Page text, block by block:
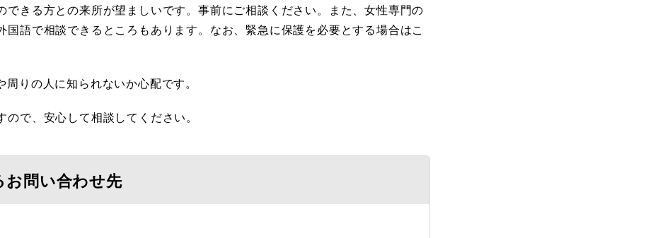
できる方との来所が望ましいです。事前にご相談ください。また、女性専門の
国語で相談できるところもあります。なお、緊急に保護を必要とする場合はこ
りの人に知られないか心配です。
で、安心して相談してください。
お問い合わせ先